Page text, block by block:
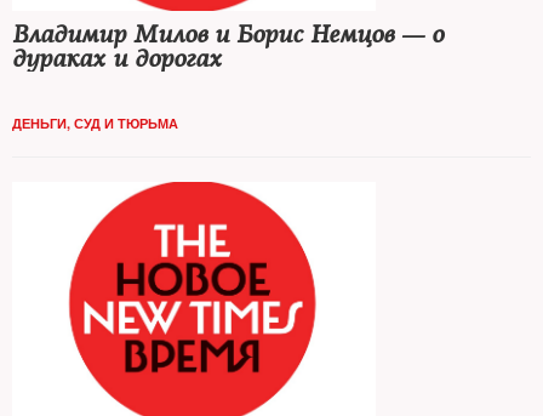
Владимир Милов и Борис Немцов — о
дураках и дорогах
ДЕНЬГИ, СУД И ТЮРЬМА